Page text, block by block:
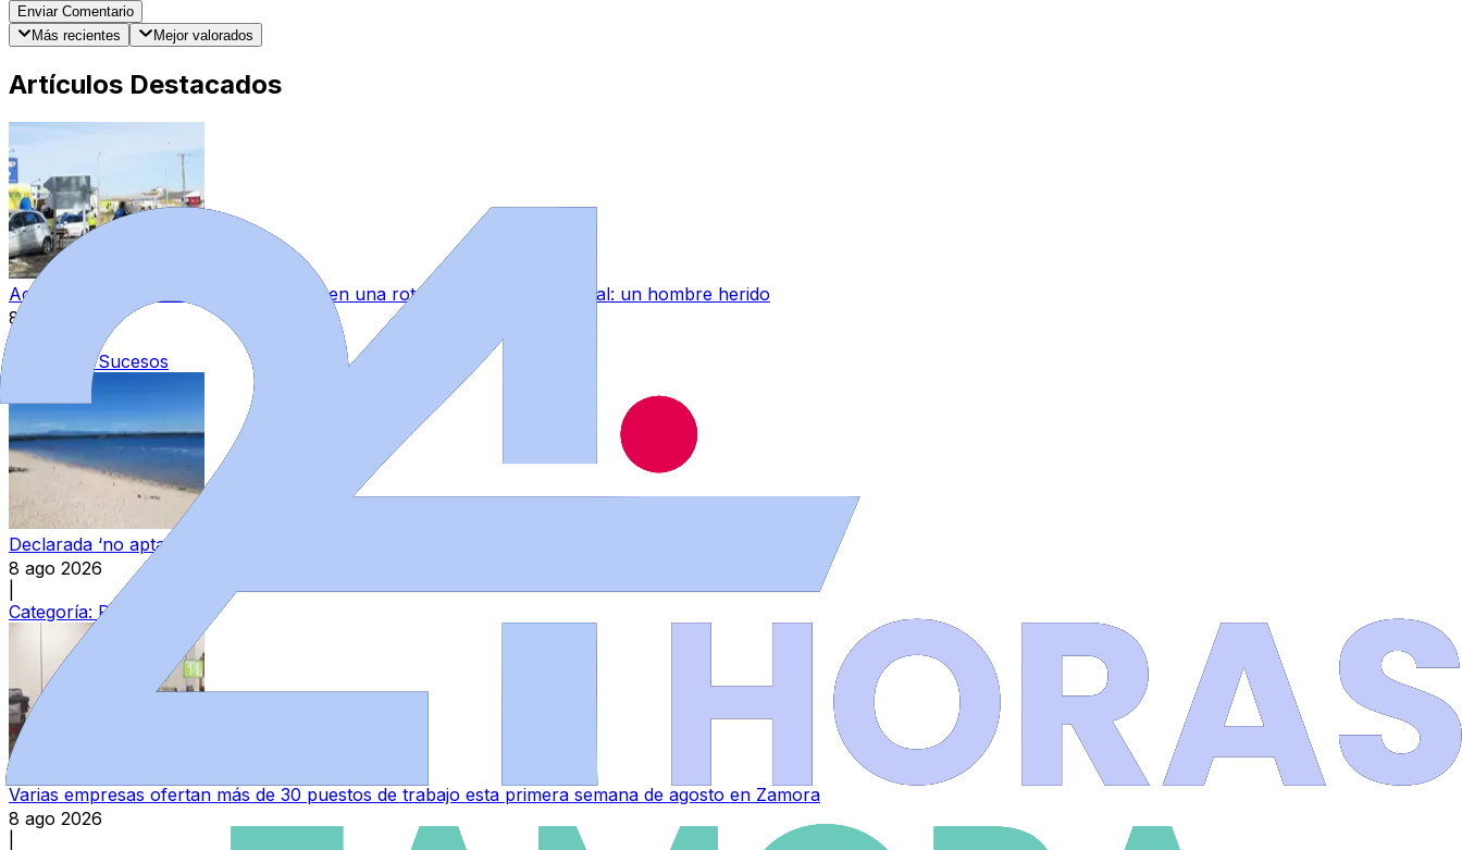
Enviar Comentario
Más recientes
Mejor valorados
Artículos Destacados
Accidente entre un coche y una moto en una rotonda de Zamora capital: un hombre herido
8 ago 2026
|
Categoría:Sucesos
Declarada ‘no apta’ para el baño una zona autorizada de Zamora durante los próximos días
8 ago 2026
Categoría: Provincia
Varias empresas ofertan más de 30 puestos de trabajo esta primera semana de agosto en Zamora
8 ago 2026